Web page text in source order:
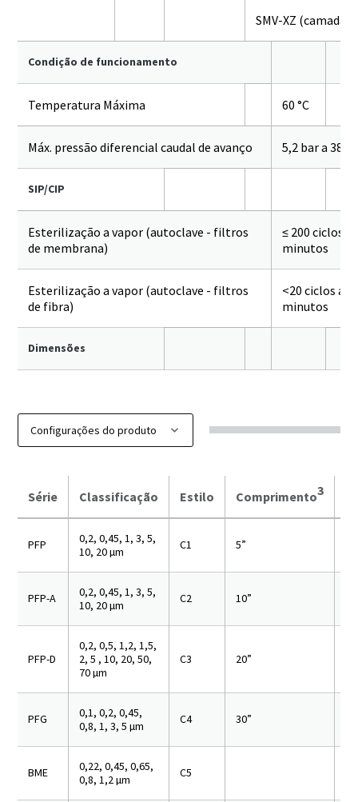
SMV-XZ (camada
Condição de funcionamento
Temperatura Máxima 60 °C
Máx. pressão diferencial caudal de avanço 5,2 bar a 38
SIP/CIP
Esterilização a vapor (autoclave - filtros
de membrana)
≤ 200 ciclos a
minutos
Esterilização a vapor (autoclave - filtros
de fibra)
<20 ciclos a
minutos
Dimensões
Série Classificação Estilo Comprimento3
PFP
0,2, 0,45, 1, 3, 5,
10, 20 µm
C1 5”
PFP-A
0,2, 0,45, 1, 3, 5,
10, 20 µm
C2 10”
PFP-D
0,2, 0,5, 1,2, 1,5,
2, 5 , 10, 20, 50,
70 µm
C3 20”
PFG
0,1, 0,2, 0,45,
0,8, 1, 3, 5 µm
C4 30”
BME
0,22, 0,45, 0,65,
0,8, 1,2 µm
C5